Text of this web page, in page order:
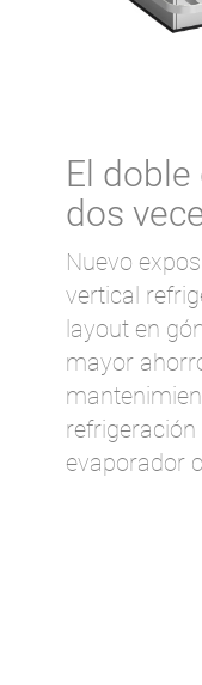
El
dos
Nuevo
vertical
layout en
mayor
evaporador